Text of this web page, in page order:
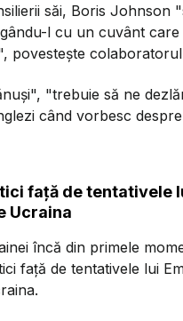
săi, Boris
l cu un cuvânt
povesteşte
"trebuie să ne
când vorbesc
faţă de tentativele
Ucraina
încă din primele
faţă de tentativele lui